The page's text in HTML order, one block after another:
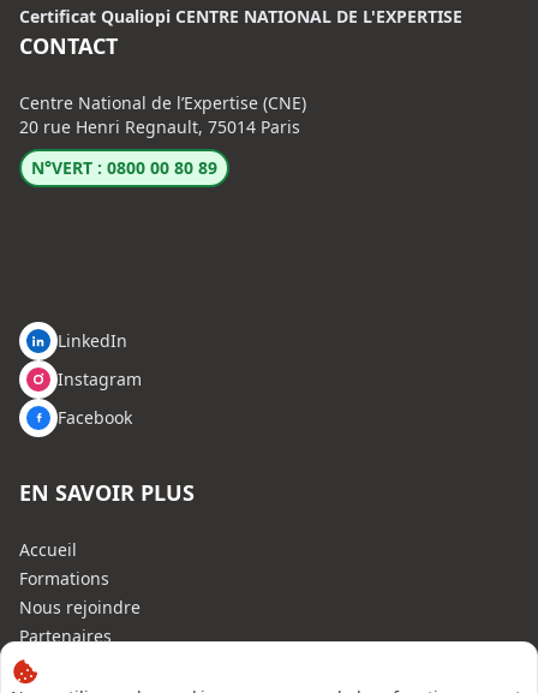
Certificat Qualiopi CENTRE NATIONAL DE L'EXPERTISE
CONTACT
Centre National de l’Expertise (CNE)
20 rue Henri Regnault, 75014 Paris
N°VERT : 0800 00 80 89
LinkedIn
Instagram
Facebook
EN SAVOIR PLUS
Accueil
Formations
Nous rejoindre
Partenaires
Autres missions